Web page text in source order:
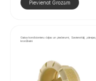
Pievienot Grozam
Gaisa kondicionieru daļas un piederumi, Savienotāji, pārejas,
kronšteini